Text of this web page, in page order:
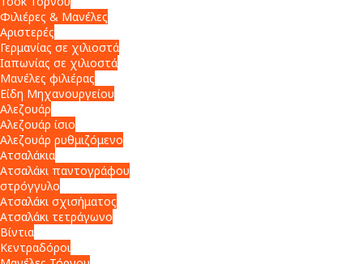
Φιλιέρες & Μανέλες
Αριστερές
Γερμανίας σε χιλιοστά
Ιαπωνίας σε χιλιοστά
Μανέλες φιλιέρας
Είδη Μηχανουργείου
Αλεζουάρ
Αλεζουάρ ίσιο
Αλεζουάρ ρυθμιζόμενο
Ατσαλάκια
Ατσαλάκι παντογράφου
στρόγγυλο
Ατσαλάκι σχισήματος
Ατσαλάκι τετράγωνο
Βίντια
Κεντραδόροι